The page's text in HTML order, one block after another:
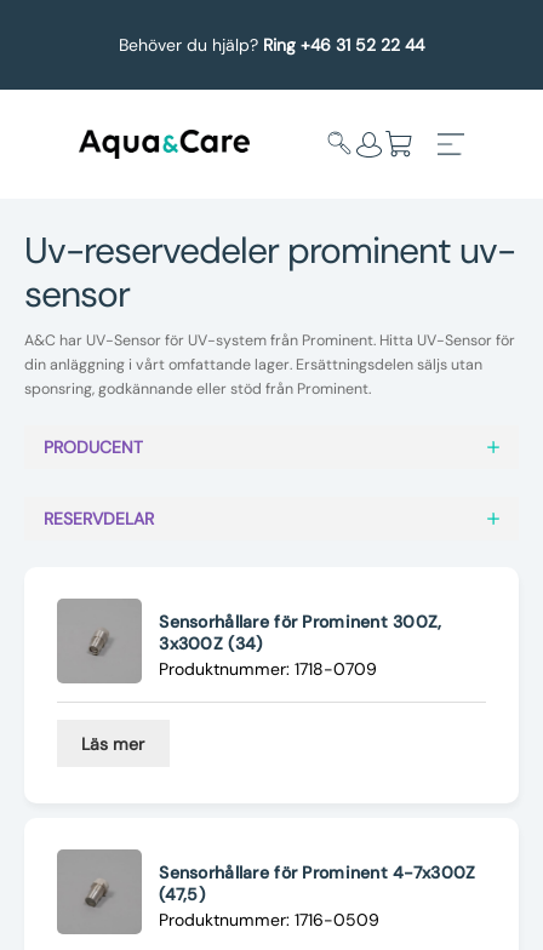
Behöver du hjälp? Ring +46 31 52 22 44
Köp reservdelar
Underhållstips
Kontakt
uv-reservedeler prominent uv-
sensor
A&C har UV-Sensor för UV-system från Prominent. Hitta UV-Sensor för
din anläggning i vårt omfattande lager. Ersättningsdelen säljs utan
sponsring, godkännande eller stöd från Prominent.
PRODUCENT
RESERVDELAR
Sensorhållare för Prominent 300Z,
3x300Z (34)
Produktnummer: 1718-0709
Läs mer
Sensorhållare för Prominent 4-7x300Z
(47,5)
Produktnummer: 1716-0509